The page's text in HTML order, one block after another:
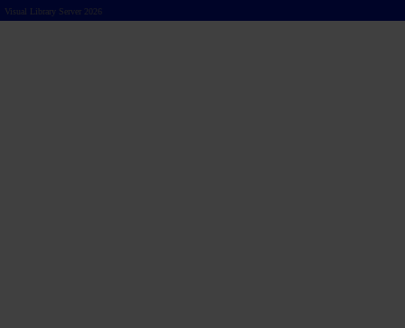
Visual Library Server 2026